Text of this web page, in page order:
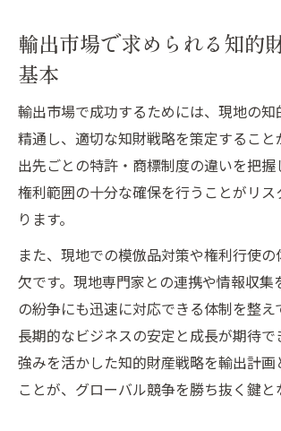
輸出市場で求められる知的
基本
輸出市場で成功するためには、現地の知
精通し、適切な知財戦略を策定すること
出先ごとの特許・商標制度の違いを把握
権利範囲の十分な確保を行うことがリス
ります。
また、現地での模倣品対策や権利行使
欠です。現地専門家との連携や情報収集
の紛争にも迅速に対応できる体制を整え
長期的なビジネスの安定と成長が期待で
強みを活かした知的財産戦略を輸出計画
ことが、グローバル競争を勝ち抜く鍵と